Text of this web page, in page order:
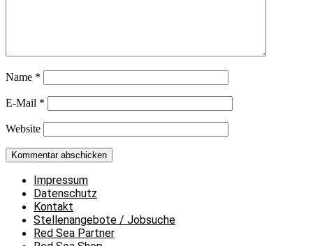
Name *
E-Mail *
Website
Impressum
Datenschutz
Kontakt
Stellenangebote / Jobsuche
Red Sea Partner